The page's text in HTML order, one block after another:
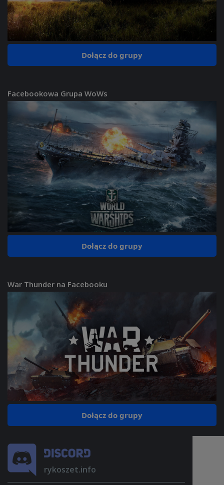
Dołącz do grupy
Facebookowa Grupa WoWs
Dołącz do grupy
War Thunder na Facebooku
Dołącz do grupy
rykoszet.info